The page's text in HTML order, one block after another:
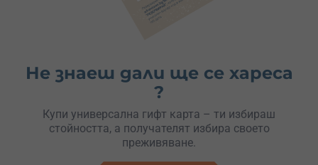
Не знаеш дали ще се хареса
?
Купи универсална гифт карта – ти избираш
стойността, а получателят избира своето
преживяване.